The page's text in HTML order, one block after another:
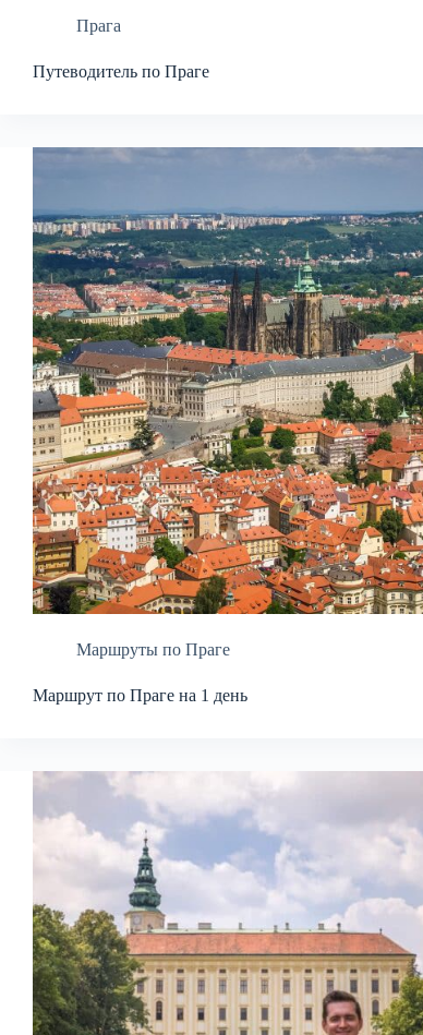
Прага
Путеводитель по Праге
Маршруты по Праге
Маршрут по Праге на 1 день